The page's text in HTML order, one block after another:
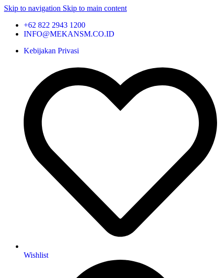
Skip to navigation Skip to main content
+62 822 2943 1200
INFO@MEKANSM.CO.ID
Kebijakan Privasi
Wishlist